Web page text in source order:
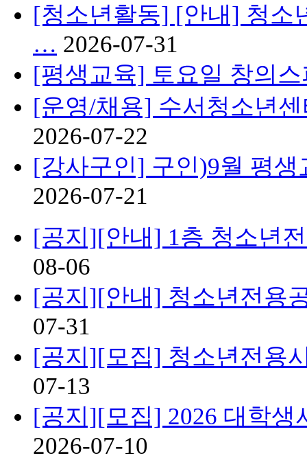
[청소년활동] [안내] 청소
… 2026-07-31
[평생교육] 토요일 창의
[운영/채용] 수서청소년
2026-07-22
[강사구인] 구인)9월 평
2026-07-21
[공지][안내] 1층 청소년
08-06
[공지][안내] 청소년전용
07-31
[공지][모집] 청소년전용
07-13
[공지][모집] 2026 대학
2026-07-10